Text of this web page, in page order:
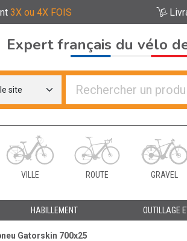
3X ou 4X FOIS
distributeurs de vélo
Expert français du vélo
VILLE ROUTE GRAVEL
HABILLEMENT OUTILLAGE
Gatorskin 700x25